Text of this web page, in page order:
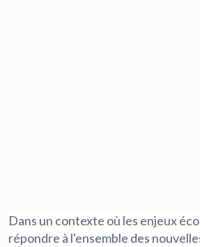
Dans un contexte où les enjeux
répondre à l'ensemble des